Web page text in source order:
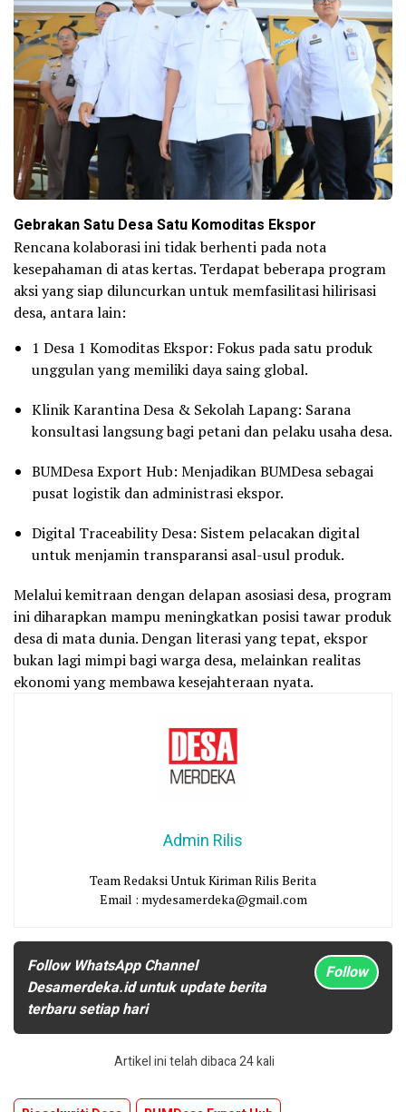
Gebrakan Satu Desa Satu Komoditas Ekspor
Rencana kolaborasi ini tidak berhenti pada nota
kesepahaman di atas kertas. Terdapat beberapa program
aksi yang siap diluncurkan untuk memfasilitasi hilirisasi
desa, antara lain:
1 Desa 1 Komoditas Ekspor: Fokus pada satu produk
unggulan yang memiliki daya saing global.
Klinik Karantina Desa & Sekolah Lapang: Sarana
konsultasi langsung bagi petani dan pelaku usaha desa.
BUMDesa Export Hub: Menjadikan BUMDesa sebagai
pusat logistik dan administrasi ekspor.
Digital Traceability Desa: Sistem pelacakan digital
untuk menjamin transparansi asal-usul produk.
Melalui kemitraan dengan delapan asosiasi desa, program
ini diharapkan mampu meningkatkan posisi tawar produk
desa di mata dunia. Dengan literasi yang tepat, ekspor
bukan lagi mimpi bagi warga desa, melainkan realitas
ekonomi yang membawa kesejahteraan nyata.
Admin Rilis
Team Redaksi Untuk Kiriman Rilis Berita
Email : mydesamerdeka@gmail.com
Follow WhatsApp Channel
Desamerdeka.id untuk update berita
terbaru setiap hari
Follow
Artikel ini telah dibaca 24 kali